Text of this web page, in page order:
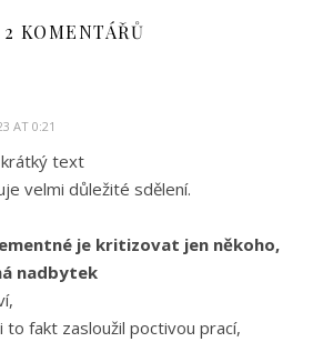
2 KOMENTÁŘŮ
AT 0:21
text
velmi důležité sdělení.
je kritizovat jen někoho,
nadbytek
to fakt zasloužil poctivou prací,